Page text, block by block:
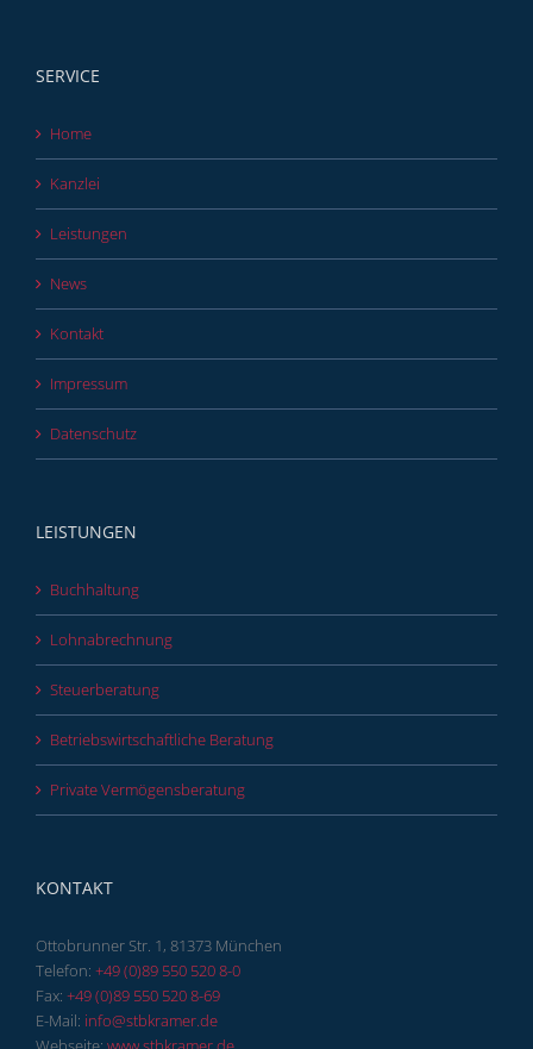
SERVICE
Home
Kanzlei
Leistungen
News
Kontakt
Impressum
Datenschutz
LEISTUNGEN
Buchhaltung
Lohnabrechnung
Steuerberatung
Betriebswirtschaftliche Beratung
Private Vermögensberatung
KONTAKT
Ottobrunner Str. 1, 81373 München
Telefon: +49 (0)89 550 520 8-0
Fax: +49 (0)89 550 520 8-69
E-Mail: info@stbkramer.de